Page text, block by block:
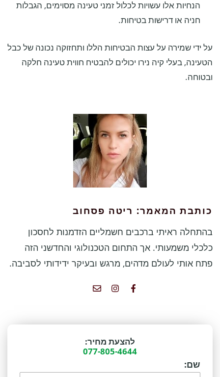
הנחיות אלו עשויות לכלול זמני טעינה מסוימים, הגבלות
חניה או דרישות בטיחות.
על ידי שמירה על עצות הבטיחות הללו ותחזוקה נכונה של כבל
הטעינה, בעלי קיה נירו יכולים להבטיח חווית טעינה חלקה
ובטוחה.
כותבת המאמר: ריטה פסחוב
בהתחלה ראיתי ברכבים חשמליים הזדמנות לחסכון
כלכלי משמעותי. אך התחום הטכנולוגי והחדשני הזה
פתח אותי לעולם מדהים, מרגש ובעיקר ידידותי לסביבה.
להצעת מחיר:
077-805-4644
שם: